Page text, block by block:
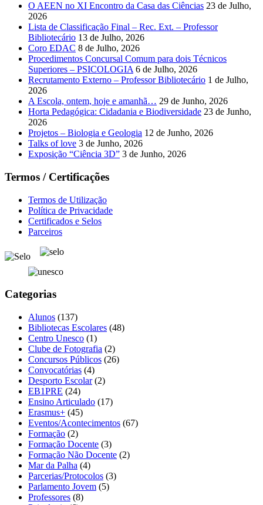
O AEEN no XI Encontro da Casa das Ciências 23 de Julho,
2026
Lista de Classificação Final – Rec. Ext. – Professor
Bibliotecário 13 de Julho, 2026
Coro EDAC 8 de Julho, 2026
Procedimentos Concursal Comum para dois Técnicos
Superiores – PSICOLOGIA 6 de Julho, 2026
Recrutamento Externo – Professor Bibliotecário 1 de Julho,
2026
A Escola, ontem, hoje e amanhã… 29 de Junho, 2026
Horta Pedagógica: Cidadania e Biodiversidade 23 de Junho,
2026
Projetos – Biologia e Geologia 12 de Junho, 2026
Talks of love 3 de Junho, 2026
Exposição “Ciência 3D” 3 de Junho, 2026
Termos / Certificações
Termos de Utilização
Política de Privacidade
Certificados e Selos
Parceiros
Categorias
Alunos (137)
Bibliotecas Escolares (48)
Centro Unesco (1)
Clube de Fotografia (2)
Concursos Públicos (26)
Convocatórias (4)
Desporto Escolar(2)
EB1PRE (24)
Ensino Articulado (17)
Erasmus+ (45)
Eventos/Acontecimentos (67)
Formação (2)
Formação Docente (3)
Formação Não Docente (2)
Mar da Palha (4)
Parcerias/Protocolos (3)
Parlamento Jovem (5)
Professores (8)